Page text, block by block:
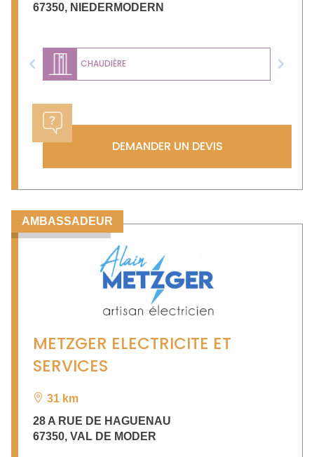
67350, NIEDERMODERN
CHAUDIÈRE
Previous Next
DEMANDER UN DEVIS
AMBASSADEUR
METZGER ELECTRICITE ET
SERVICES
31 km
28 A RUE DE HAGUENAU
67350, VAL DE MODER